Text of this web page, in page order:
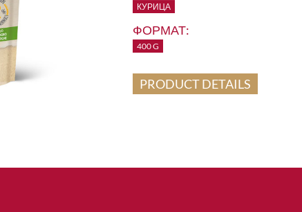
КУРИЦА
ФОРМАТ:
400 G
PRODUCT DETAILS